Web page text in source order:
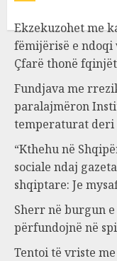
Ekzekuzohet me
fëmijërisë e
Çfarë thonë fqinjët
Fundjava me
paralajmëron
temperaturat deri
“Kthehu në
sociale ndaj
shqiptare: Je
Sherr në burgun
përfundojnë në
Tentoi të vriste